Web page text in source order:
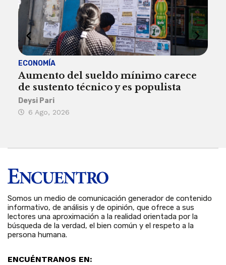
ECONOMÍA
Aumento del sueldo mínimo carece
de sustento técnico y es populista
Deysi Pari
6 Ago, 2026
Somos un medio de comunicación generador de contenido
informativo, de análisis y de opinión, que ofrece a sus
lectores una aproximación a la realidad orientada por la
búsqueda de la verdad, el bien común y el respeto a la
persona humana.
ENCUÉNTRANOS EN: